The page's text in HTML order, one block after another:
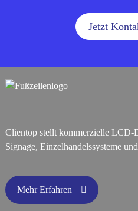
Jetzt
Clientop stellt kommerzielle LCD-
Signage, Einzelhandelssysteme
Mehr Erfahren